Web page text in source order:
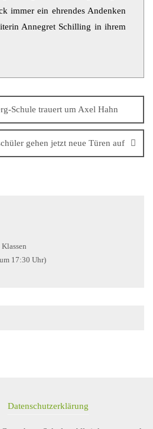
immer ein ehrendes Andenken
Annegret Schilling in ihrem
Schule trauert um Axel Hahn
gehen jetzt neue Türen auf
17:30 Uhr)
Datenschutzerklärung